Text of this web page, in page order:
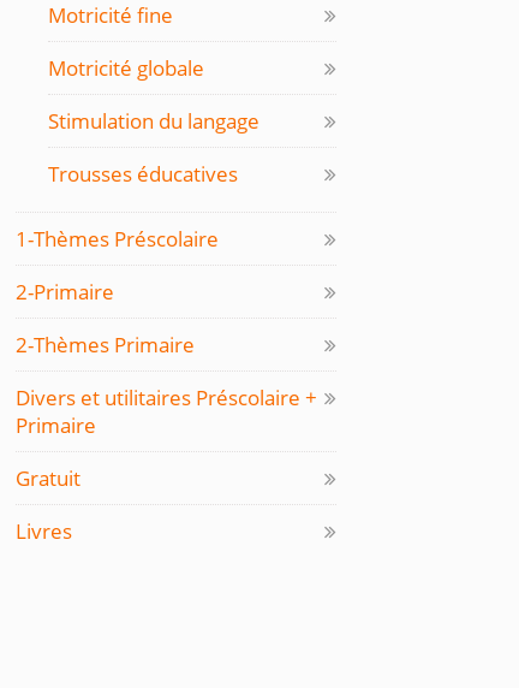
Motricité fine
Motricité globale
Stimulation du langage
Trousses éducatives
1-Thèmes Préscolaire
2-Primaire
2-Thèmes Primaire
Divers et utilitaires Préscolaire +
Primaire
Gratuit
Livres